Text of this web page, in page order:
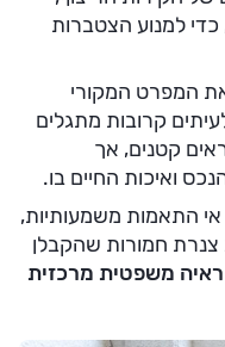
למנוע הצטברות
המפרט המקורי
קרובות מתגלים
קטנים, אך
ואיכות החיים בו.
התאמות משמעותיות,
צנרת חמורות שהקבלן
משפטית מרכזית